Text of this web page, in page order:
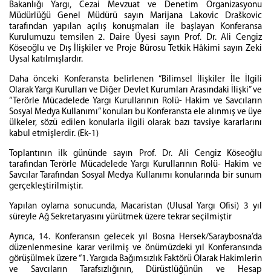
Bakanlığı Yargı, Cezai Mevzuat ve Denetim Organizasyonu
Müdürlüğü Genel Müdürü sayın Marijana Lakovic Draškovic
tarafından yapılan açılış konuşmaları ile başlayan Konferansa
Kurulumuzu temsilen 2. Daire Üyesi sayın Prof. Dr. Ali Cengiz
Köseoğlu ve Dış İlişkiler ve Proje Bürosu Tetkik Hâkimi sayın Zeki
Uysal katılmışlardır.
Daha önceki Konferansta belirlenen “Bilimsel İlişkiler İle İlgili
Olarak Yargı Kurulları ve Diğer Devlet Kurumları Arasındaki İlişki” ve
“Terörle Mücadelede Yargı Kurullarının Rolü- Hakim ve Savcıların
Sosyal Medya Kullanımı” konuları bu Konferansta ele alınmış ve üye
ülkeler, sözü edilen konularla ilgili olarak bazı tavsiye kararlarını
kabul etmişlerdir. (Ek-1)
Toplantının ilk gününde sayın Prof. Dr. Ali Cengiz Köseoğlu
tarafından Terörle Mücadelede Yargı Kurullarının Rolü- Hakim ve
Savcılar Tarafından Sosyal Medya Kullanımı konularında bir sunum
gerçekleştirilmiştir.
Yapılan oylama sonucunda, Macaristan (Ulusal Yargı Ofisi) 3 yıl
süreyle Ağ Sekretaryasını yürütmek üzere tekrar seçilmiştir
Ayrıca, 14. Konferansın gelecek yıl Bosna Hersek/Saraybosna’da
düzenlenmesine karar verilmiş ve önümüzdeki yıl Konferansında
görüşülmek üzere “1. Yargıda Bağımsızlık Faktörü Olarak Hakimlerin
ve Savcıların Tarafsızlığının, Dürüstlüğünün ve Hesap